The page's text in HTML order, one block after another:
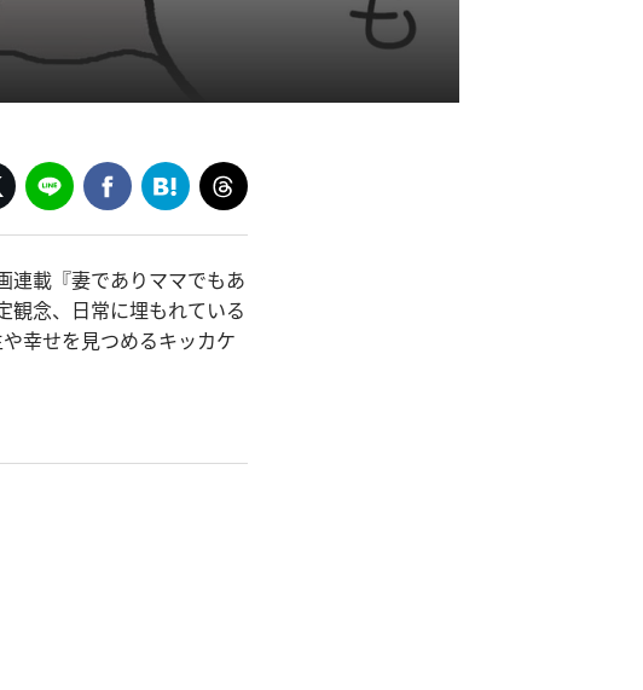
連載『妻でありママでもあ
観念、日常に埋もれている
幸せを見つめるキッカケ